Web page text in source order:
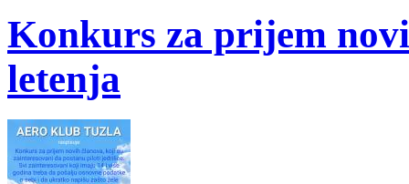
Konkurs za prijem
letenja